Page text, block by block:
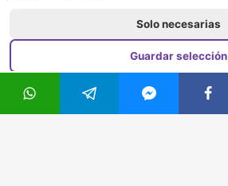
Solo necesarias
Guardar selección
Aceptar todo